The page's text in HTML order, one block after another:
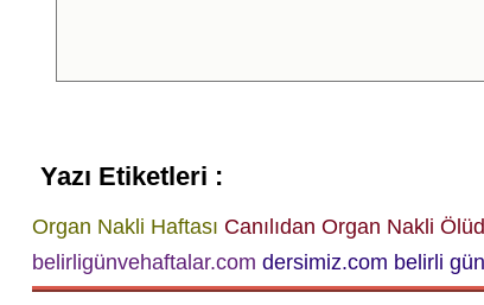
Yazı Etiketleri :
Organ Nakli Haftası Canılıdan Organ Nakli
belirligünvehaftalar.com dersimiz.com belirli